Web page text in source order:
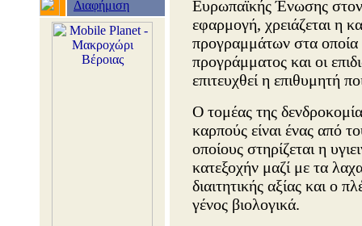
Διαφήμιση
Ευρωπαϊκής Ένωσης στον
εφαρμογή, χρειάζεται η
προγραμμάτων στα οποία
προγράμματος και οι
επιτευχθεί η επιθυμητή
Ο τομέας της
καρπούς είναι ένας από
οποίους στηρίζεται η
κατεξοχήν μαζί με τα
διαιτητικής αξίας και ο
γένος βιολογικά.